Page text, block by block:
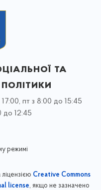
та
пт з 8:00 до 15:45
до 12:45
режимі
Creative Commons
license, якщо не зазначено